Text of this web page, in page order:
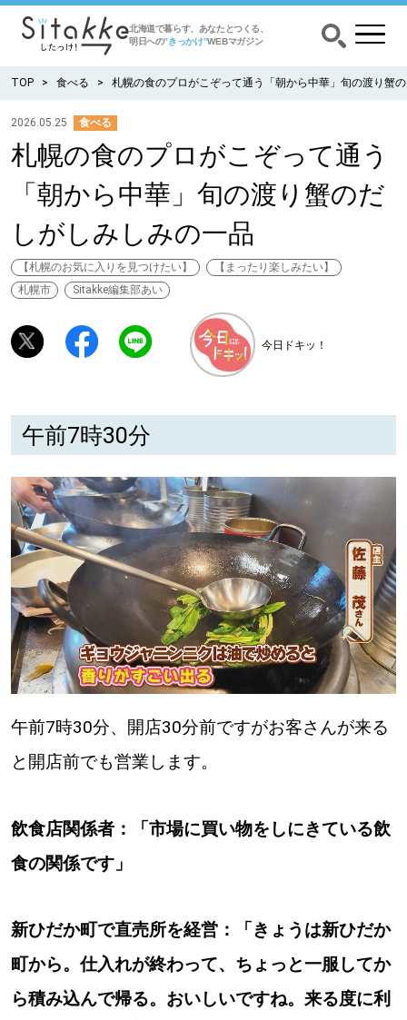
北海道で暮らす、あなたとつくる、
明日への”きっかけ”WEBマガジン
CATEGORY カテゴリー
食べる
出かける
みがく
深める
ゆるむ
SitakkeTV
LOCAL ローカルエリア
all
道北
KEYWORD キーワード
Sitakke編集部あい
TOP 食べる 札幌の食のプロがこぞって通う「朝から中華」旬の渡り蟹
2026.05.25 食べる
札幌の食のプロがこぞって通う
「朝から中華」旬の渡り蟹のだ
しがしみしみの一品
【札幌のお気に入りを見つけたい】
【まったり楽しみたい】
札幌市
Sitakke編集部あい
今日ドキッ！
午前7時30分
午前7時30分、開店30分前ですがお客さんが来る
と開店前でも営業します。
飲食店関係者：「市場に買い物をしにきている飲
食の関係です」
新ひだか町で直売所を経営：「きょうは新ひだか
町から。仕入れが終わって、ちょっと一服してか
ら積み込んで帰る。おいしいですね。来る度に利